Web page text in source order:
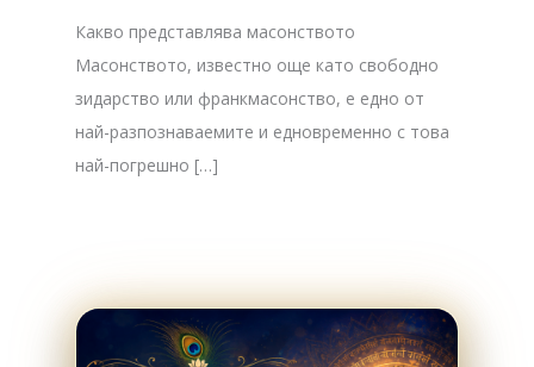
Какво представлява масонството
Масонството, известно още като свободно
зидарство или франкмасонство, е едно от
най-разпознаваемите и едновременно с това
най-погрешно […]